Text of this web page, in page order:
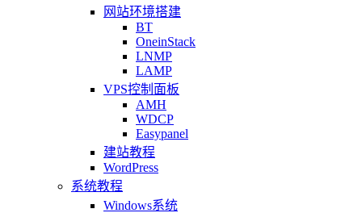
网站环境搭建
BT
OneinStack
LNMP
LAMP
VPS控制面板
AMH
WDCP
Easypanel
建站教程
WordPress
系统教程
Windows系统